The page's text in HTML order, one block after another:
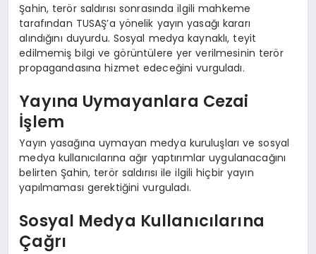
Şahin, terör saldırısı sonrasında ilgili mahkeme
tarafından TUSAŞ’a yönelik yayın yasağı kararı
alındığını duyurdu. Sosyal medya kaynaklı, teyit
edilmemiş bilgi ve görüntülere yer verilmesinin terör
propagandasına hizmet edeceğini vurguladı.
Yayına Uymayanlara Cezai
İşlem
Yayın yasağına uymayan medya kuruluşları ve sosyal
medya kullanıcılarına ağır yaptırımlar uygulanacağını
belirten Şahin, terör saldırısı ile ilgili hiçbir yayın
yapılmaması gerektiğini vurguladı.
Sosyal Medya Kullanıcılarına
Çağrı